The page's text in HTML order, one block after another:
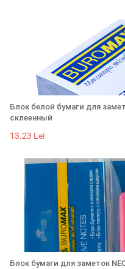
Блок белой бумаги для
склеенный
13.23 Lei
Блок бумаги для заметок